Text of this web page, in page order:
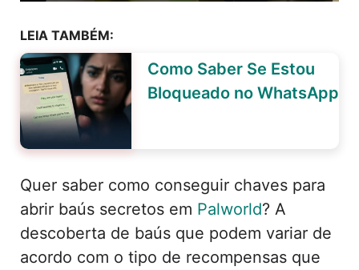
LEIA TAMBÉM:
Como Saber Se Estou
Bloqueado no WhatsApp
Quer saber como conseguir chaves para
abrir baús secretos em Palworld? A
descoberta de baús que podem variar de
acordo com o tipo de recompensas que